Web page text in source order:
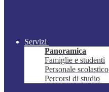
Servizi
Panoramica
Famiglie e studenti
Personale scolastico
Percorsi di studio